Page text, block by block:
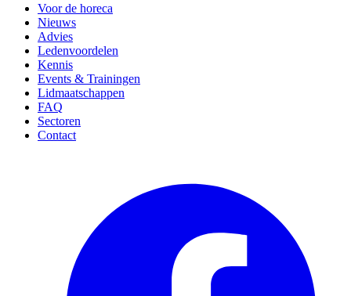
Voor de horeca
Nieuws
Advies
Ledenvoordelen
Kennis
Events & Trainingen
Lidmaatschappen
FAQ
Sectoren
Contact